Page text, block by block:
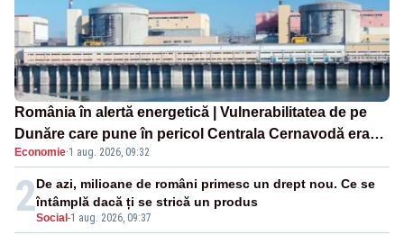
România în alertă energetică | Vulnerabilitatea de pe
Dunăre care pune în pericol Centrala Cernavodă era
cunoscută de pe vremea lui Ceaușescu
Economie·1 aug. 2026, 09:32
2Social -1 aug. 2026, 09:37
De azi, milioane de români primesc un drept nou. Ce se
întâmplă dacă ți se strică un produs